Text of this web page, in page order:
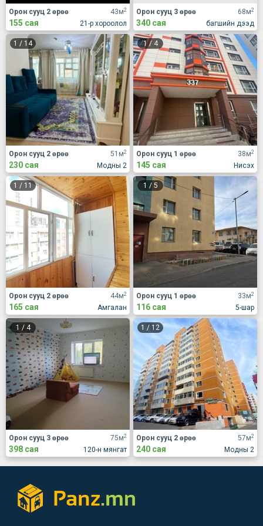
43м2
21-р хороолол
Орон сууц 2 өрөө
155 сая
68м2
багшийн дээд
Орон сууц 3 өрөө
340 сая
1 / 14
51м2
Модны 2
Орон сууц 2 өрөө
230 сая
1/ 4
38м2
Нисэх
Орон сууц 1 өрөө
145 сая
1 / 11
44м2
Амгалан
Орон сууц 2 өрөө
165 сая
1 / 5
33м2
5-шар
Орон сууц 1 өрөө
116 сая
1 / 4
75м2
120-н мянгат
Орон сууц 3 өрөө
398 сая
1 / 12
57м2
Модны 2
Орон сууц 2 өрөө
240 сая